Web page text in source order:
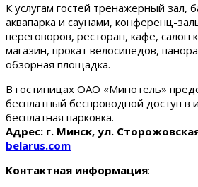
К услугам гостей тренажерный зал,
аквапарка и саунами, конференц-
переговоров, ресторан, кафе, салон
магазин, прокат велосипедов,
обзорная площадка.
В гостиницах ОАО «Минотель»
бесплатный беспроводной доступ в
бесплатная парковка.
Адрес: г. Минск, ул.
belarus.com
Контактная информация: